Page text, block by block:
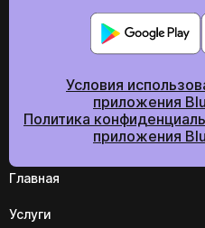
Условия
приложения
Политика
приложения
Главная
Услуги
Мы в социальних сетях